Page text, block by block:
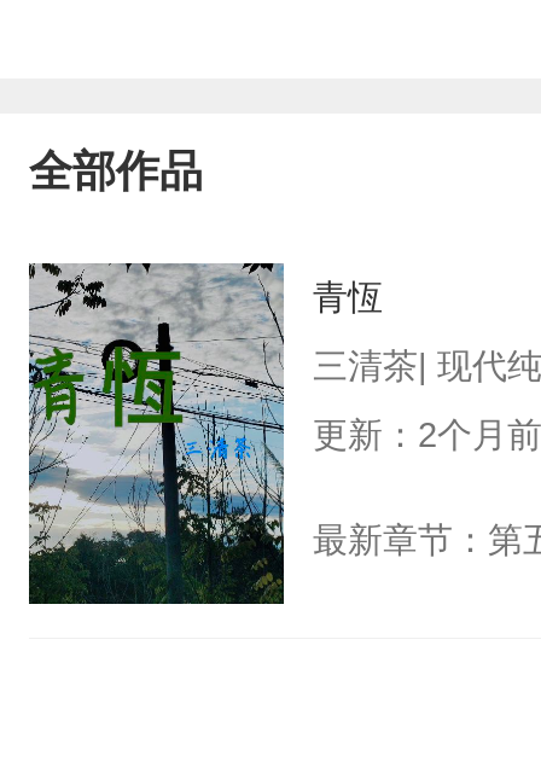
全部作品
青恆
三清茶| 现代
更新：2个月前
最新章节：第